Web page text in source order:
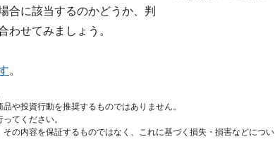
合に該当するのかどうか、判
わせてみましょう。
。
や投資行動を推奨するものではありません。
てください。
の内容を保証するものではなく、これに基づく損失・損害などについ